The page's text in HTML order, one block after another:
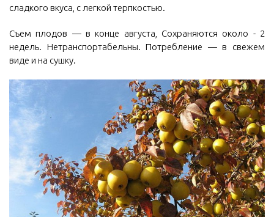
сладкого вкуса, с легкой терпкостью.
Съем плодов — в конце августа, Сохраняются около - 2
недель. Нетранспортабельны. Потребление — в свежем
виде и на сушку.